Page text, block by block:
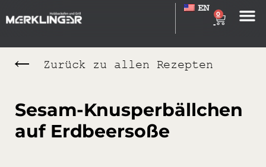
0
EN
Zurück zu allen Rezepten
Sesam-Knusperbällchen
auf Erdbeersoße